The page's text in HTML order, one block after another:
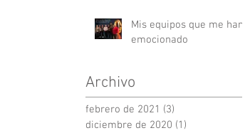
Mis equipos que me han
emocionado
Archivo
febrero de 2021 (3)
diciembre de 2020 (1)